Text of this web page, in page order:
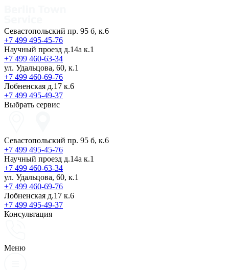
Севастопольский пр. 95 б, к.6
+7 499 495-45-76
Научный проезд д.14а к.1
+7 499 460-63-34
ул. Удальцова, 60, к.1
+7 499 460-69-76
Лобненская д.17 к.6
+7 499 495-49-37
Выбрать сервис
Севастопольский пр. 95 б, к.6
+7 499 495-45-76
Научный проезд д.14а к.1
+7 499 460-63-34
ул. Удальцова, 60, к.1
+7 499 460-69-76
Лобненская д.17 к.6
+7 499 495-49-37
Консультация
Меню